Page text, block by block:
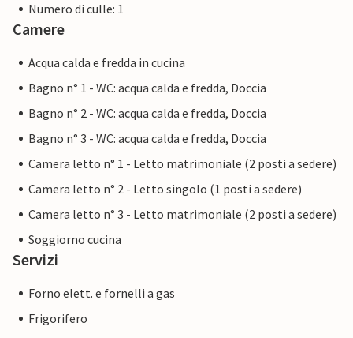
Numero di culle: 1
Camere
Acqua calda e fredda in cucina
Bagno n° 1 - WC: acqua calda e fredda, Doccia
Bagno n° 2 - WC: acqua calda e fredda, Doccia
Bagno n° 3 - WC: acqua calda e fredda, Doccia
Camera letto n° 1 - Letto matrimoniale (2 posti a sedere)
Camera letto n° 2 - Letto singolo (1 posti a sedere)
Camera letto n° 3 - Letto matrimoniale (2 posti a sedere)
Soggiorno cucina
Servizi
Forno elett. e fornelli a gas
Frigorifero